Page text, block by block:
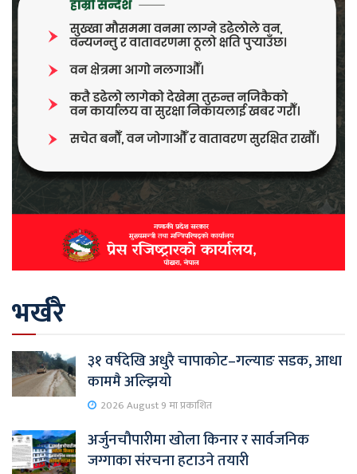
भर्खरै
३१ वर्षदेखि अधुरै चापाकोट–गल्याङ सडक, आधा
काममै अल्झियो
2026 August 9 मा प्रकाशित
अर्जुनचौपारीमा खोला किनार र सार्वजनिक
जग्गाका संरचना हटाउने तयारी